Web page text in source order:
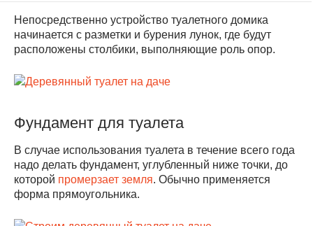
Непосредственно устройство туалетного домика
начинается с разметки и бурения лунок, где будут
расположены столбики, выполняющие роль опор.
Фундамент для туалета
В случае использования туалета в течение всего года
надо делать фундамент, углубленный ниже точки, до
которой промерзает земля. Обычно применяется
форма прямоугольника.